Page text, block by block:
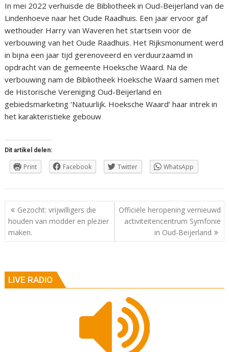
In mei 2022 verhuisde de Bibliotheek in Oud-Beijerland van de
Lindenhoeve naar het Oude Raadhuis. Een jaar ervoor gaf
wethouder Harry van Waveren het startsein voor de
verbouwing van het Oude Raadhuis. Het Rijksmonument werd
in bijna een jaar tijd gerenoveerd en verduurzaamd in
opdracht van de gemeente Hoeksche Waard. Na de
verbouwing nam de Bibliotheek Hoeksche Waard samen met
de Historische Vereniging Oud-Beijerland en
gebiedsmarketing ‘Natuurlijk. Hoeksche Waard’ haar intrek in
het karakteristieke gebouw
Dit artikel delen:
Print Facebook Twitter WhatsApp
Berichtnavigatie
Gezocht: vrijwilligers die
houden van modder en plezier
maken.
Officiële heropening vernieuwd
activiteitencentrum Symfonie
in Oud-Beijerland
LIVE RADIO